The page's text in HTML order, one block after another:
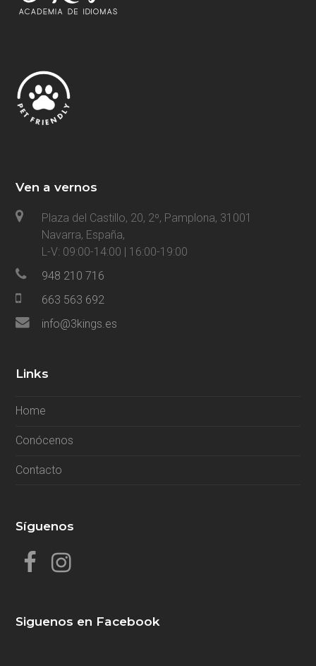
Ven a vernos
Plaza del Castillo, 20, 2º, Pamplona, 31001
Navarra, España,
L-V: 09:00-14:00 | 16:00-19:00
948 210 716
663 563 692
info@3kings.es
Links
Home
Conócenos
Contacto
Síguenos
c
s
Siguenos en Facebook